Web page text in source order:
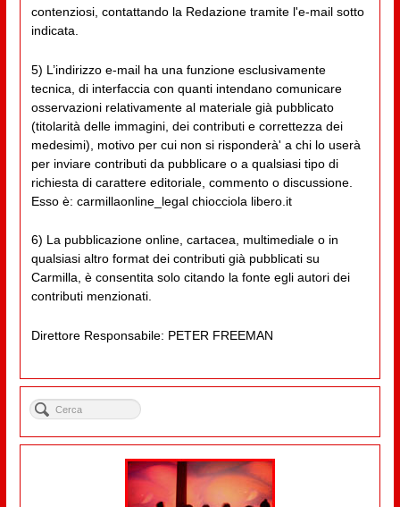
contenziosi, contattando la Redazione tramite l'e-mail sotto
indicata.
5) L’indirizzo e-mail ha una funzione esclusivamente
tecnica, di interfaccia con quanti intendano comunicare
osservazioni relativamente al materiale già pubblicato
(titolarità delle immagini, dei contributi e correttezza dei
medesimi), motivo per cui non si risponderà' a chi lo userà
per inviare contributi da pubblicare o a qualsiasi tipo di
richiesta di carattere editoriale, commento o discussione.
Esso è: carmillaonline_legal chiocciola libero.it
6) La pubblicazione online, cartacea, multimediale o in
qualsiasi altro format dei contributi già pubblicati su
Carmilla, è consentita solo citando la fonte egli autori dei
contributi menzionati.
Direttore Responsabile: PETER FREEMAN